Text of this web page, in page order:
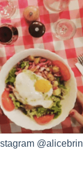
@alicebrin